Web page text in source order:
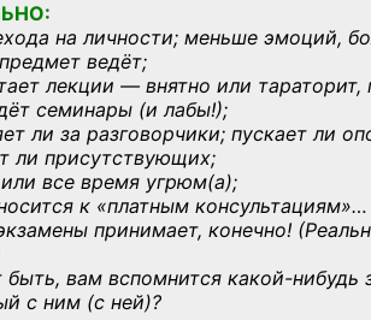
на личности; меньше эмоций,
ведёт;
лекции — внятно или тараторит,
семинары (и лабы!);
ли за разговорчики; пускает ли
ли присутствующих;
все время угрюм(а);
к «платным консультациям»…
принимает, конечно!
вам вспомнится какой-нибудь
с ним (с ней)?